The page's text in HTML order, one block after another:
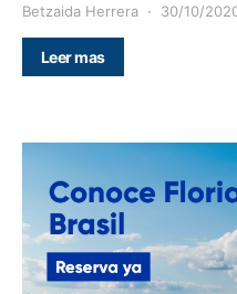
Betzaida Herrera 30/10/
Leer mas